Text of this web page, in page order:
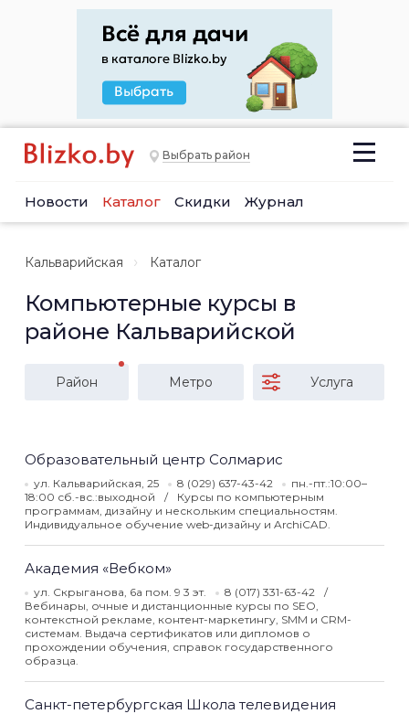
Выбрать район
Новости Каталог Скидки Журнал
Кальварийская Каталог
Компьютерные курсы в
районе Кальварийской
Район Метро Услуга
Образовательный центр Солмарис
ул. Кальварийская, 25 8 (029) 637-43-42
пн.-пт.:10:00–
18:00 сб.-вс.:выходной
Курсы по компьютерным
программам, дизайну и нескольким специальностям.
Индивидуальное обучение web-дизайну и ArchiCAD.
Академия «Вебком»
ул. Скрыганова, 6а пом. 9 3 эт.
8 (017) 331-63-42
Вебинары, очные и дистанционные курсы по SEO,
контекстной рекламе, контент-маркетингу, SMM и CRM-
системам. Выдача сертификатов или дипломов о
прохождении обучения, справок государственного
образца.
Санкт-петербургская Школа телевидения